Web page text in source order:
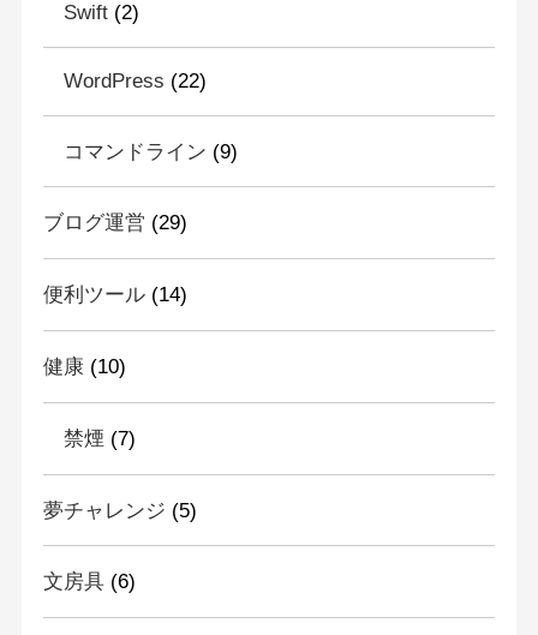
Swift(2)
WordPress (22)
コマンドライン (9)
ブログ運営 (29)
便利ツール(14)
健康(10)
禁煙 (7)
夢チャレンジ (5)
文房具(6)